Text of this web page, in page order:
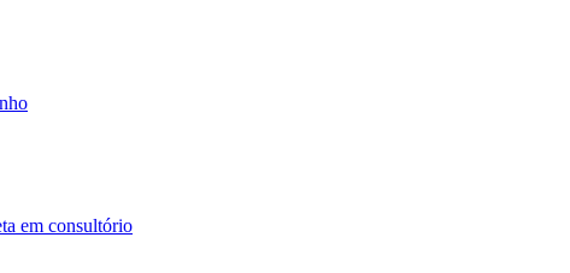
em consultório